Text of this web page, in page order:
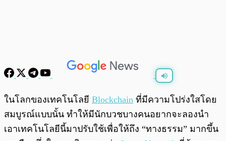
0:00 /0:00
ในโลกของเทคโนโลยี Blockchain ที่มีความโปร่งใสโดย
สมบูรณ์แบบนั้น ทำให้มีนักบวชบางคนอยากจะลองนำ
เอาเทคโนโลยีนี้มาปรับใช้เพื่อให้ถึง “ทางธรรม” มากขึ้น